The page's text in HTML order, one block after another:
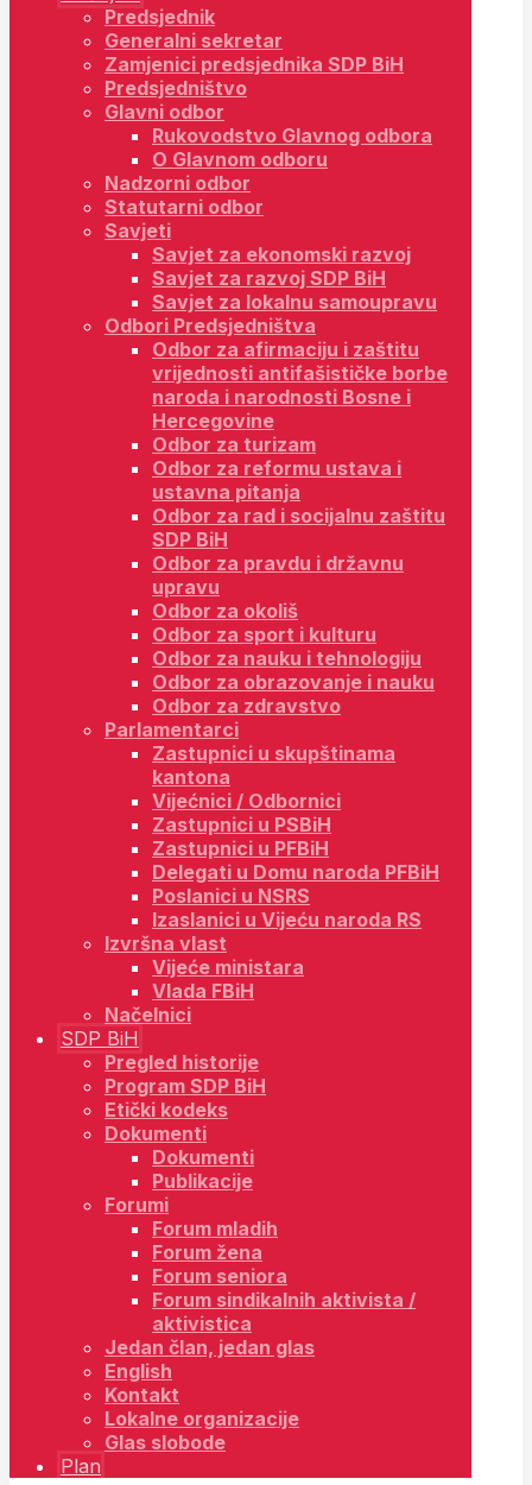
Predsjednik
Generalni sekretar
Zamjenici predsjednika SDP BiH
Predsjedništvo
Glavni odbor
Rukovodstvo Glavnog odbora
O Glavnom odboru
Nadzorni odbor
Statutarni odbor
Savjeti
Savjet za ekonomski razvoj
Savjet za razvoj SDP BiH
Savjet za lokalnu samoupravu
Odbori Predsjedništva
Odbor za afirmaciju i zaštitu
vrijednosti antifašističke borbe
naroda i narodnosti Bosne i
Hercegovine
Odbor za turizam
Odbor za reformu ustava i
ustavna pitanja
Odbor za rad i socijalnu zaštitu
SDP BiH
Odbor za pravdu i državnu
upravu
Odbor za okoliš
Odbor za sport i kulturu
Odbor za nauku i tehnologiju
Odbor za obrazovanje i nauku
Odbor za zdravstvo
Parlamentarci
Zastupnici u skupštinama
kantona
Vijećnici / Odbornici
Zastupnici u PSBiH
Zastupnici u PFBiH
Delegati u Domu naroda PFBiH
Poslanici u NSRS
Izaslanici u Vijeću naroda RS
Izvršna vlast
Vijeće ministara
Vlada FBiH
Načelnici
SDP BiH
Pregled historije
Program SDP BiH
Etički kodeks
Dokumenti
Dokumenti
Publikacije
Forumi
Forum mladih
Forum žena
Forum seniora
Forum sindikalnih aktivista /
aktivistica
Jedan član, jedan glas
English
Kontakt
Lokalne organizacije
Glas slobode
Plan